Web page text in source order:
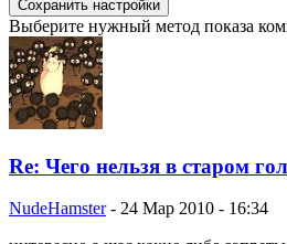
Выберите нужный метод показа
Re: Чего нельзя в старом
NudeHamster- 24 Мар 2010 - 16:34